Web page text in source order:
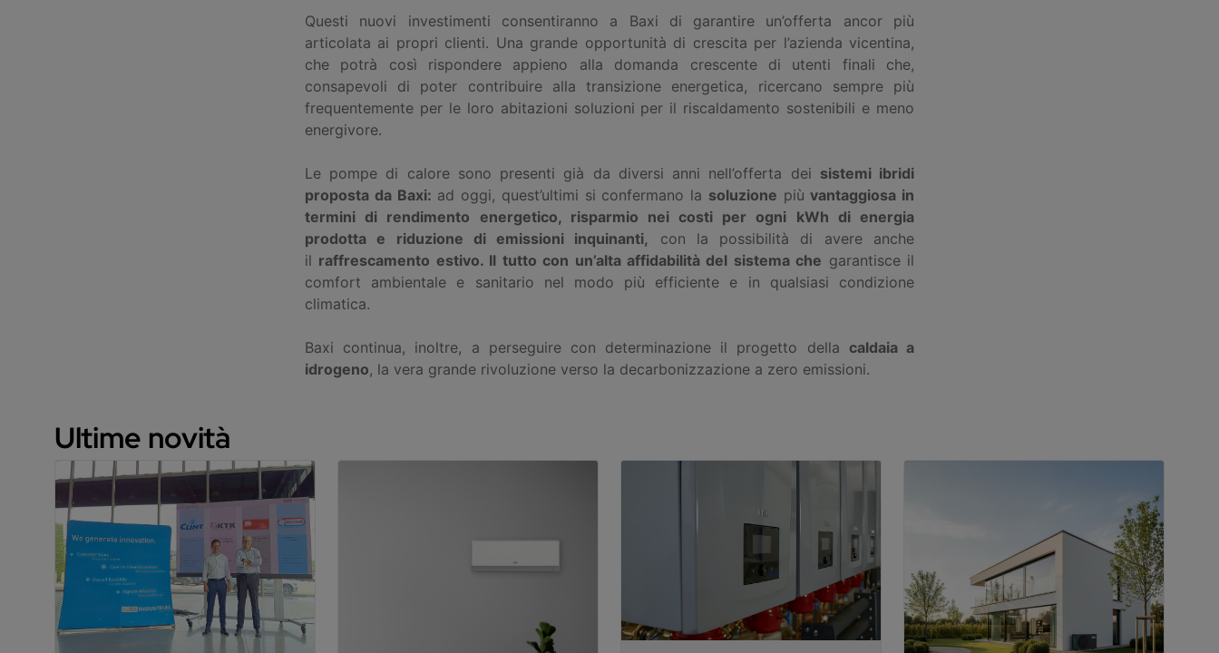
Questi nuovi investimenti consentiranno a Baxi di garantire un’offerta ancor più
articolata ai propri clienti. Una grande opportunità di crescita per l’azienda vicentina,
che potrà così rispondere appieno alla domanda crescente di utenti finali che,
consapevoli di poter contribuire alla transizione energetica, ricercano sempre più
frequentemente per le loro abitazioni soluzioni per il riscaldamento sostenibili e meno
energivore.
Le pompe di calore sono presenti già da diversi anni nell’offerta dei sistemi ibridi
proposta da Baxi: ad oggi, quest’ultimi si confermano la soluzione piùvantaggiosa in
termini di rendimento energetico, risparmio nei costi per ogni kWh di energia
prodotta e riduzione di emissioni inquinanti, con la possibilità di avere anche
il raffrescamento estivo. Il tutto con un’alta affidabilità del sistema che garantisce il
comfort ambientale e sanitario nel modo più efficiente e in qualsiasi condizione
climatica.
Baxi continua, inoltre, a perseguire con determinazione il progetto della caldaia a
idrogeno, la vera grande rivoluzione verso la decarbonizzazione a zero emissioni.
Ultime novità